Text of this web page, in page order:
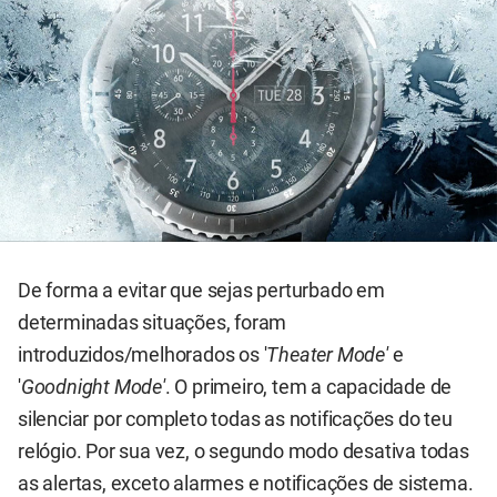
De forma a evitar que sejas perturbado em
determinadas situações, foram
introduzidos/melhorados os 'Theater Mode'e
'Goodnight Mode'. O primeiro, tem a capacidade de
silenciar por completo todas as notificações do teu
relógio. Por sua vez, o segundo modo desativa todas
as alertas, exceto alarmes e notificações de sistema.